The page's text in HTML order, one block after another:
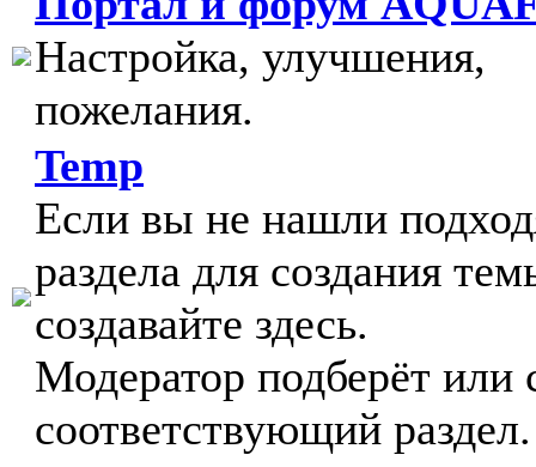
Настройка, улучшения,
пожелания.
Temp
Если вы не нашли
раздела для создания
создавайте здесь.
Модератор подберёт или
соответствующий раздел.